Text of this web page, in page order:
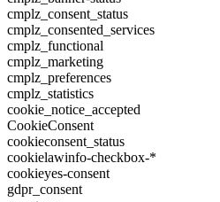
cmplz_consent_status
cmplz_consented_services
cmplz_functional
cmplz_marketing
cmplz_preferences
cmplz_statistics
cookie_notice_accepted
CookieConsent
cookieconsent_status
cookielawinfo-checkbox-*
cookieyes-consent
gdpr_consent